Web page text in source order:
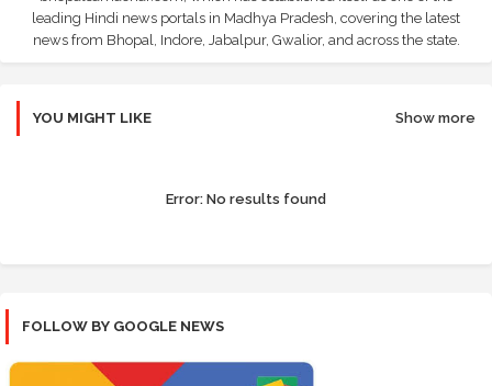
leading Hindi news portals in Madhya Pradesh, covering the latest
news from Bhopal, Indore, Jabalpur, Gwalior, and across the state.
YOU MIGHT LIKE Show more
Error: No results found
FOLLOW BY GOOGLE NEWS